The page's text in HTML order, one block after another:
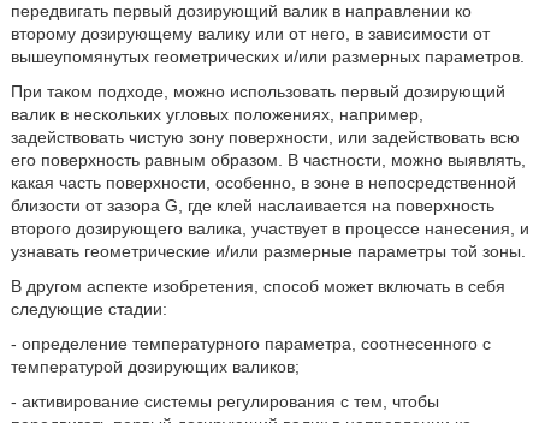
передвигать первый дозирующий валик в направлении ко
второму дозирующему валику или от него, в зависимости от
вышеупомянутых геометрических и/или размерных параметров.
При таком подходе, можно использовать первый дозирующий
валик в нескольких угловых положениях, например,
задействовать чистую зону поверхности, или задействовать всю
его поверхность равным образом. В частности, можно выявлять,
какая часть поверхности, особенно, в зоне в непосредственной
близости от зазора G, где клей наслаивается на поверхность
второго дозирующего валика, участвует в процессе нанесения, и
узнавать геометрические и/или размерные параметры той зоны.
В другом аспекте изобретения, способ может включать в себя
следующие стадии:
- определение температурного параметра, соотнесенного с
температурой дозирующих валиков;
- активирование системы регулирования с тем, чтобы